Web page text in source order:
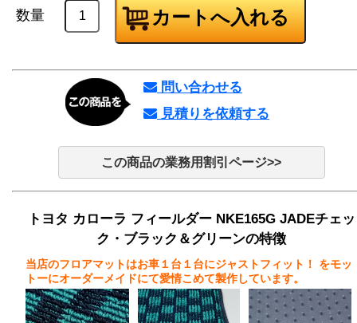
数量
問い合わせる
見積りを依頼する
この商品の業務用割引ページ>>
トヨタ カローラ フィールダー NKE165G JADEチェッ
ク・ブラック＆グリーンの特徴
当店のフロアマットはお車１台１台にジャストフィット！
をモッ
トーにオーダーメイドにて愛情こめて製作しています。